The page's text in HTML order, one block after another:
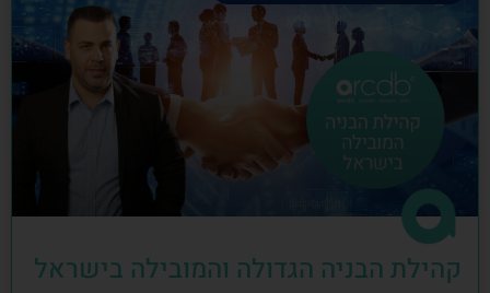
קהילת הבניה הגדולה והמובילה בישראל